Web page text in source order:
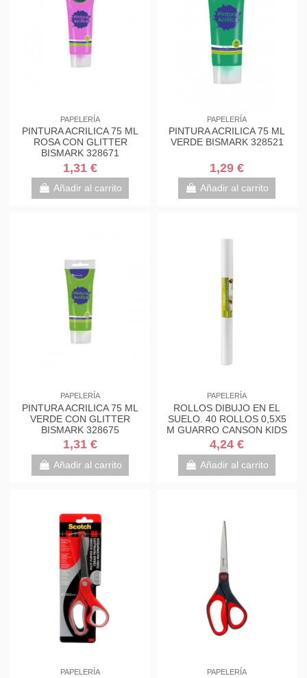
PAPELERÍA
PINTURA ACRILICA 75 ML
ROSA CON GLITTER
BISMARK 328671
1,31 €
Añadir al carrito
PAPELERÍA
PINTURA ACRILICA 75 ML
VERDE BISMARK 328521
1,29 €
Añadir al carrito
PAPELERÍA
PINTURA ACRILICA 75 ML
VERDE CON GLITTER
BISMARK 328675
1,31 €
Añadir al carrito
PAPELERÍA
ROLLOS DIBUJO EN EL
SUELO. 40 ROLLOS 0,5X5
M GUARRO CANSON KIDS
C200003210
4,24 €
Añadir al carrito
PAPELERÍA PAPELERÍA